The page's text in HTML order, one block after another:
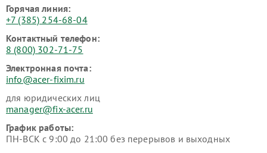
Горячая линия:
+7 (385) 254-68-04
Контактный телефон:
8 (800) 302-71-75
Электронная почта:
info@acer-fixim.ru
для юридических лиц
manager@fix-acer.ru
График работы:
ПН-ВСК с 9:00 до 21:00 без перерывов и выходных